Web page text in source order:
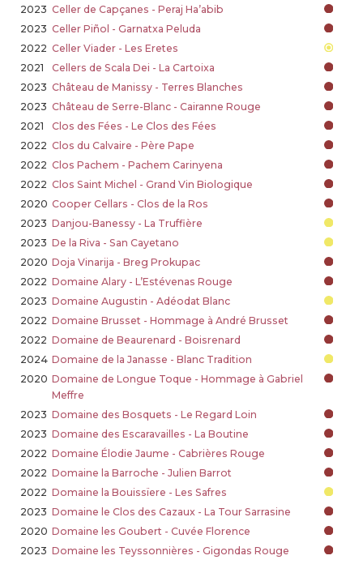
2023 Celler de Capçanes - Peraj Ha’abib
2023 Celler Piñol - Garnatxa Peluda
2022 Celler Viader - Les Eretes
2021
Cellers de Scala Dei - La Cartoixa
2023 Château de Manissy - Terres Blanches
2023 Château de Serre-Blanc - Cairanne Rouge
2021
Clos des Fées - Le Clos des Fées
2022 Clos du Calvaire - Père Pape
2022 Clos Pachem - Pachem Carinyena
2022 Clos Saint Michel - Grand Vin Biologique
2020 Cooper Cellars - Clos de la Ros
2023 Danjou-Banessy - La Truffière
2023 De la Riva - San Cayetano
2020 Doja Vinarija - Breg Prokupac
2022 Domaine Alary - L’Estévenas Rouge
2023 Domaine Augustin - Adéodat Blanc
2022 Domaine Brusset - Hommage à André Brusset
2022 Domaine de Beaurenard - Boisrenard
2024 Domaine de la Janasse - Blanc Tradition
2020 Domaine de Longue Toque - Hommage à Gabriel
Meffre
2023 Domaine des Bosquets - Le Regard Loin
2023 Domaine des Escaravailles - La Boutine
2022 Domaine Élodie Jaume - Cabrières Rouge
2022 Domaine la Barroche - Julien Barrot
2022 Domaine la Bouissïere - Les Safres
2023 Domaine le Clos des Cazaux - La Tour Sarrasine
2020 Domaine les Goubert - Cuvée Florence
2023 Domaine les Teyssonnières - Gigondas Rouge